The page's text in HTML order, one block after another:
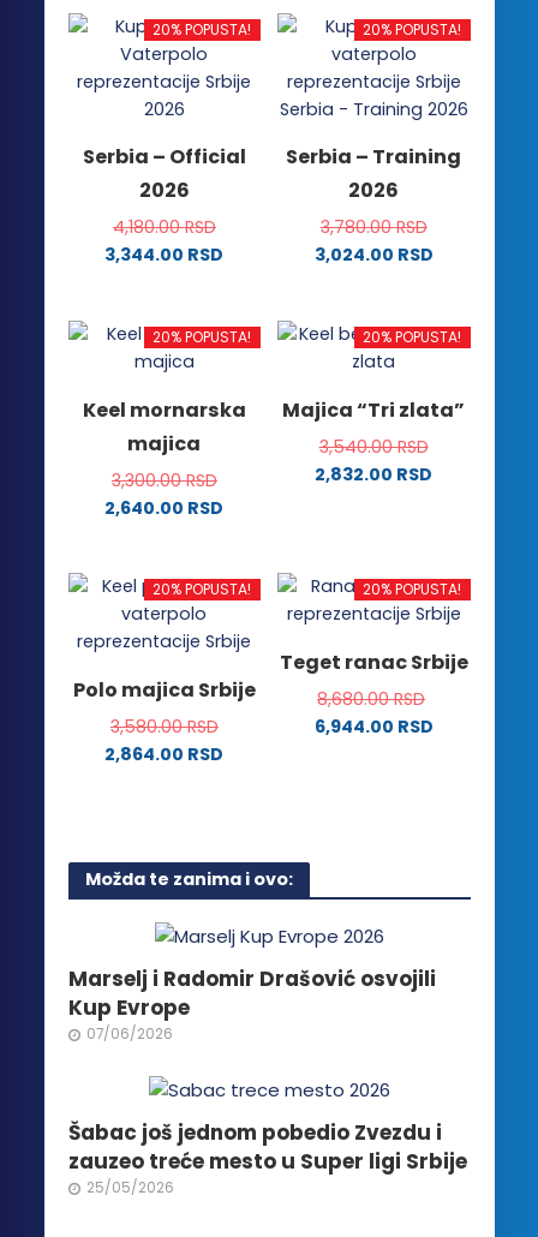
ima
više
varijanti.
Opcije
biti
izabrane
na
stranici
ima
više
varijanti.
Opcije
biti
izabrane
na
stranici
20% POPUSTA!
Serbia – Official
2026
4,180.00RSD
3,344.00 RSD
ima
više
Opcije
mogu
biti
izabrane
proizvoda.
20% POPUSTA!
Serbia – Training
2026
3,780.00RSD
3,024.00 RSD
ima
više
Opcije
mogu
biti
proizvoda.
20% POPUSTA!
Keel mornarska
majica
3,300.00RSD
2,640.00 RSD
ima
više
varijanti.
mogu
biti
izabrane
20% POPUSTA!
Majica “Tri zlata”
3,540.00RSD
2,832.00 RSD
više
varijanti.
mogu
biti
izabrane
20% POPUSTA!
Polo majica Srbije
3,580.00RSD
2,864.00 RSD
više
varijanti.
Opcije
mogu
biti
izabrane
na
proizvoda.
20% POPUSTA!
Teget ranac Srbije
8,680.00RSD
6,944.00 RSD
Možda te zanima i ovo:
Marselj i Radomir Drašović osvojili
Kup Evrope
07/06/2026
Šabac još jednom pobedio Zvezdu i
zauzeo treće mesto u Super ligi Srbije
25/05/2026